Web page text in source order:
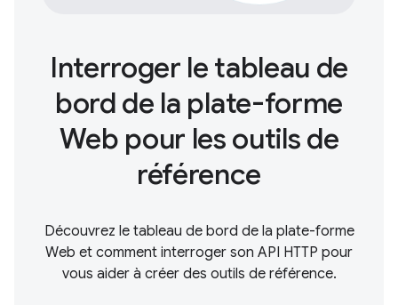
Interroger le tableau de
bord de la plate-forme
Web pour les outils de
référence
Découvrez le tableau de bord de la plate-forme
Web et comment interroger son API HTTP pour
vous aider à créer des outils de référence.